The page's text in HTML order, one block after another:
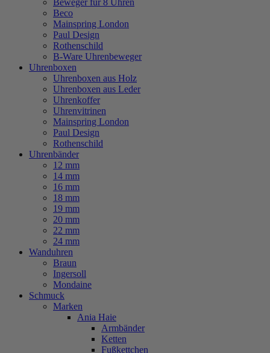
Beweger für 8 Uhren
Beco
Mainspring London
Paul Design
Rothenschild
B-Ware Uhrenbeweger
Uhrenboxen
Uhrenboxen aus Holz
Uhrenboxen aus Leder
Uhrenkoffer
Uhrenvitrinen
Mainspring London
Paul Design
Rothenschild
Uhrenbänder
12 mm
14 mm
16 mm
18 mm
19 mm
20 mm
22 mm
24 mm
Wanduhren
Braun
Ingersoll
Mondaine
Schmuck
Marken
Ania Haie
Armbänder
Ketten
Fußkettchen